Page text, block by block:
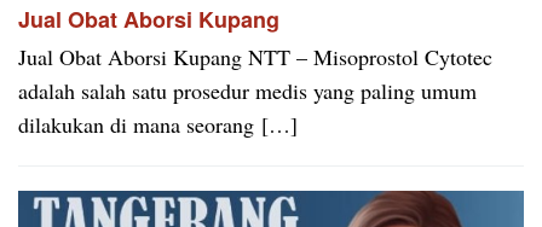
Jual Obat Aborsi Kupang
Jual Obat Aborsi Kupang NTT – Misoprostol Cytotec
adalah salah satu prosedur medis yang paling umum
dilakukan di mana seorang […]